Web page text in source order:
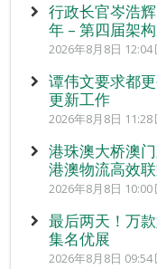
行政长官岑浩
年 – 第四届架
2026年8月8日 12:04
谭伟文要求都
更新工作
2026年8月8日 11:28
港珠澳大桥澳
港澳物流高效
2026年8月8日 10:00
最后两天！万
集名优展
2026年8月8日 09:54